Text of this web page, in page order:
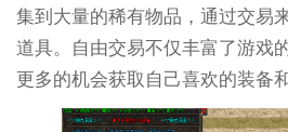
集到大量的稀有物品，通过交易
道具。自由交易不仅丰富了游戏
更多的机会获取自己喜欢的装备